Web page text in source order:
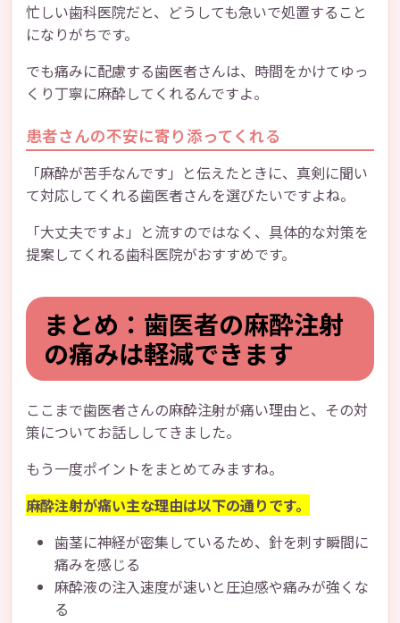
忙しい歯科医院だと、どうしても急いで処置すること
になりがちです。
でも痛みに配慮する歯医者さんは、時間をかけてゆっ
くり丁寧に麻酔してくれるんですよ。
患者さんの不安に寄り添ってくれる
「麻酔が苦手なんです」と伝えたときに、真剣に聞い
て対応してくれる歯医者さんを選びたいですよね。
「大丈夫ですよ」と流すのではなく、具体的な対策を
提案してくれる歯科医院がおすすめです。
まとめ：歯医者の麻酔注射
の痛みは軽減できます
ここまで歯医者さんの麻酔注射が痛い理由と、その対
策についてお話ししてきました。
もう一度ポイントをまとめてみますね。
麻酔注射が痛い主な理由は以下の通りです。
歯茎に神経が密集しているため、針を刺す瞬間に
痛みを感じる
麻酔液の注入速度が速いと圧迫感や痛みが強くな
る